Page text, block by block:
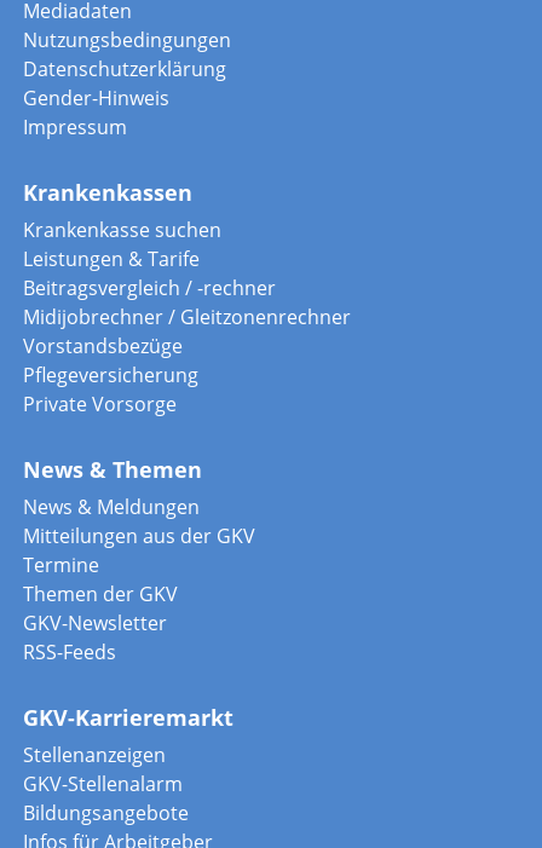
Mediadaten
Nutzungsbedingungen
Datenschutzerklärung
Gender-Hinweis
Impressum
Krankenkassen
Krankenkasse suchen
Leistungen & Tarife
Beitragsvergleich / -rechner
Midijobrechner / Gleitzonenrechner
Vorstandsbezüge
Pflegeversicherung
Private Vorsorge
News & Themen
News & Meldungen
Mitteilungen aus der GKV
Termine
Themen der GKV
GKV-Newsletter
RSS-Feeds
GKV-Karrieremarkt
Stellenanzeigen
GKV-Stellenalarm
Bildungsangebote
Infos für Arbeitgeber